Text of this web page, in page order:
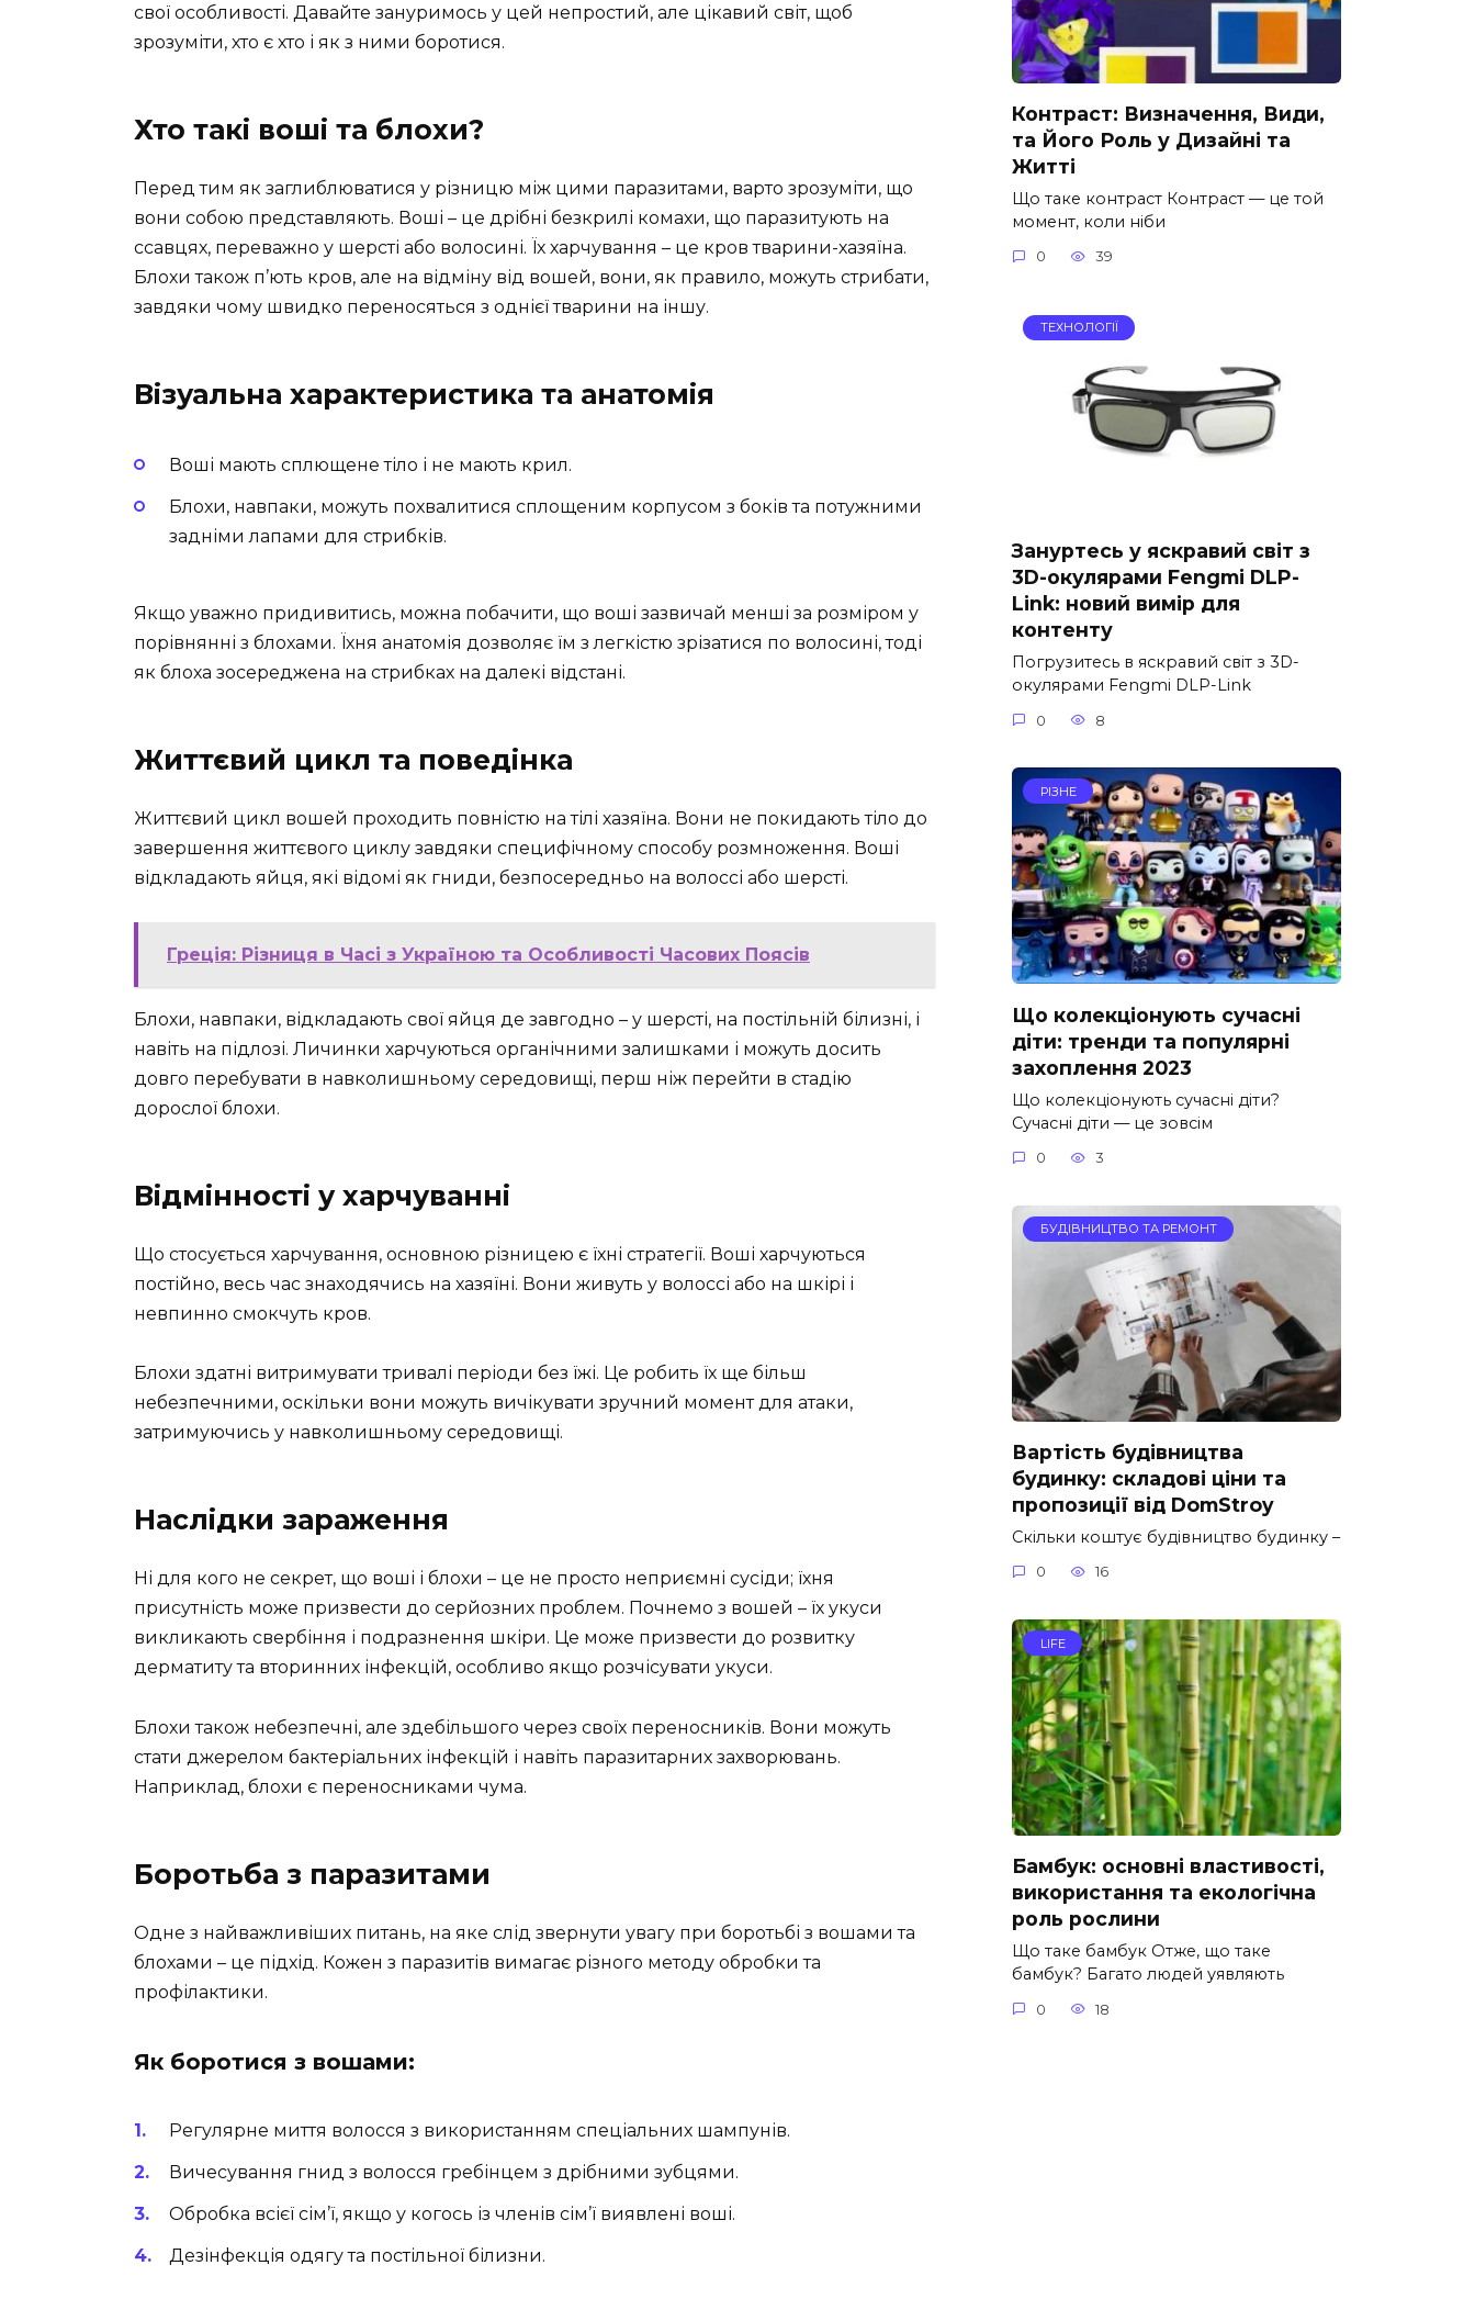
свої особливості. Давайте зануримось у цей непростий, але цікавий світ, щоб
зрозуміти, хто є хто і як з ними боротися.
Хто такі воші та блохи?
Перед тим як заглиблюватися у різницю між цими паразитами, варто зрозуміти, що
вони собою представляють. Воші – це дрібні безкрилі комахи, що паразитують на
ссавцях, переважно у шерсті або волосині. Їх харчування – це кров тварини-хазяїна.
Блохи також п’ють кров, але на відміну від вошей, вони, як правило, можуть стрибати,
завдяки чому швидко переносяться з однієї тварини на іншу.
Візуальна характеристика та анатомія
Воші мають сплющене тіло і не мають крил.
Блохи, навпаки, можуть похвалитися сплощеним корпусом з боків та потужними
задніми лапами для стрибків.
Якщо уважно придивитись, можна побачити, що воші зазвичай менші за розміром у
порівнянні з блохами. Їхня анатомія дозволяє їм з легкістю зрізатися по волосині, тоді
як блоха зосереджена на стрибках на далекі відстані.
Життєвий цикл та поведінка
Життєвий цикл вошей проходить повністю на тілі хазяїна. Вони не покидають тіло до
завершення життєвого циклу завдяки специфічному способу розмноження. Воші
відкладають яйця, які відомі як гниди, безпосередньо на волоссі або шерсті.
Греція: Різниця в Часі з Україною та Особливості Часових Поясів
Блохи, навпаки, відкладають свої яйця де завгодно – у шерсті, на постільній білизні, і
навіть на підлозі. Личинки харчуються органічними залишками і можуть досить
довго перебувати в навколишньому середовищі, перш ніж перейти в стадію
дорослої блохи.
Відмінності у харчуванні
Що стосується харчування, основною різницею є їхні стратегії. Воші харчуються
постійно, весь час знаходячись на хазяїні. Вони живуть у волоссі або на шкірі і
невпинно смокчуть кров.
Блохи здатні витримувати тривалі періоди без їжі. Це робить їх ще більш
небезпечними, оскільки вони можуть вичікувати зручний момент для атаки,
затримуючись у навколишньому середовищі.
Наслідки зараження
Ні для кого не секрет, що воші і блохи – це не просто неприємні сусіди; їхня
присутність може призвести до серйозних проблем. Почнемо з вошей – їх укуси
викликають свербіння і подразнення шкіри. Це може призвести до розвитку
дерматиту та вторинних інфекцій, особливо якщо розчісувати укуси.
Блохи також небезпечні, але здебільшого через своїх переносників. Вони можуть
стати джерелом бактеріальних інфекцій і навіть паразитарних захворювань.
Наприклад, блохи є переносниками чума.
Боротьба з паразитами
Одне з найважливіших питань, на яке слід звернути увагу при боротьбі з вошами та
блохами – це підхід. Кожен з паразитів вимагає різного методу обробки та
профілактики.
Як боротися з вошами:
Регулярне миття волосся з використанням спеціальних шампунів.
Вичесування гнид з волосся гребінцем з дрібними зубцями.
Обробка всієї сім’ї, якщо у когось із членів сім’ї виявлені воші.
Дезінфекція одягу та постільної білизни.
Контраст: Визначення, Види,
та Його Роль у Дизайні та
Житті
Що таке контраст Контраст — це той
момент, коли ніби
0 39
ТЕХНОЛОГІЇ
Зануртесь у яскравий світ з
3D-окулярами Fengmi DLP-
Link: новий вимір для
контенту
Погрузитесь в яскравий світ з 3D-
окулярами Fengmi DLP-Link
0 8
РІЗНЕ
Що колекціонують сучасні
діти: тренди та популярні
захоплення 2023
Що колекціонують сучасні діти?
Сучасні діти — це зовсім
0 3
БУДІВНИЦТВО ТА РЕМОНТ
Вартість будівництва
будинку: складові ціни та
пропозиції від DomStroy
Скільки коштує будівництво будинку –
0 16
LIFE
Бамбук: основні властивості,
використання та екологічна
роль рослини
Що таке бамбук Отже, що таке
бамбук? Багато людей уявляють
0 18